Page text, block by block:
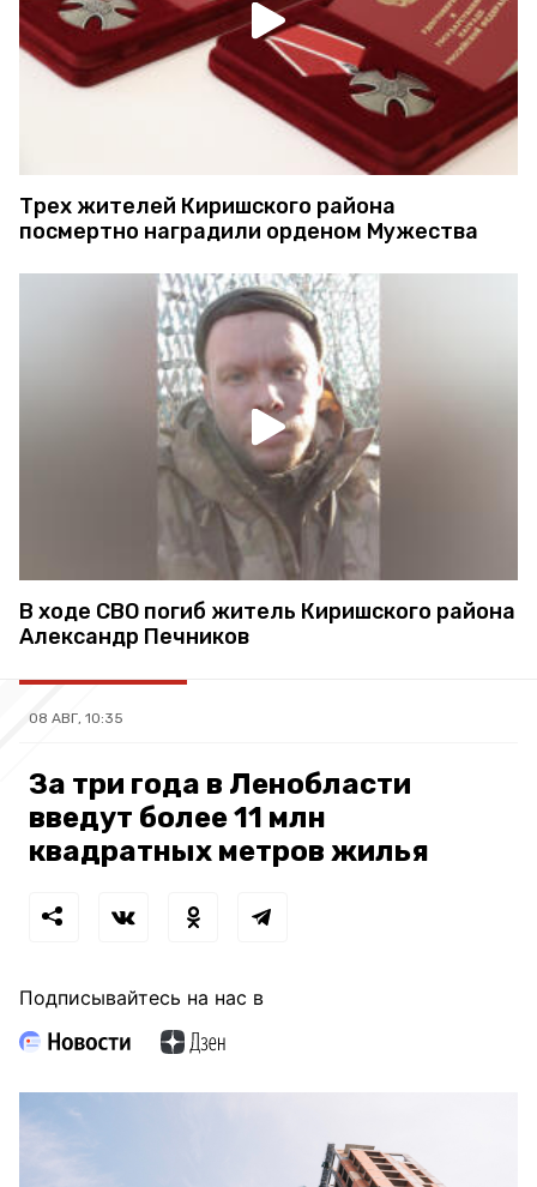
Трех жителей Киришского района
посмертно наградили орденом Мужества
В ходе СВО погиб житель Киришского района
Александр Печников
08 АВГ, 10:35
За три года в Ленобласти
введут более 11 млн
квадратных метров жилья
Подписывайтесь на нас в